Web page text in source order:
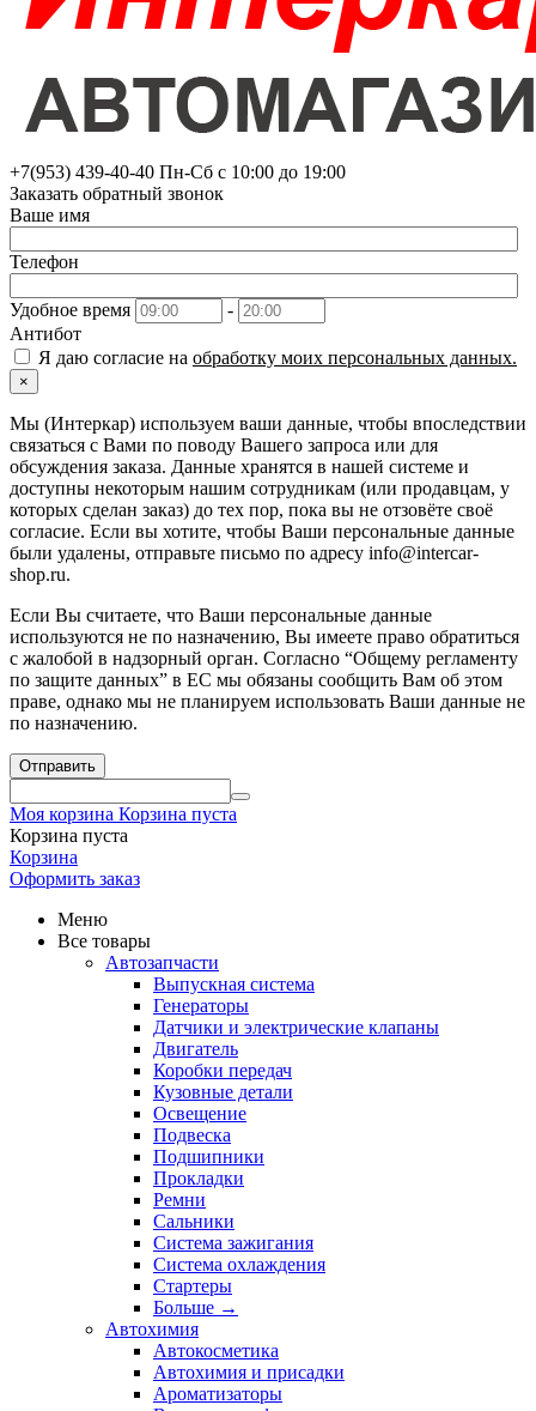
+7(953) 439-40-40 Пн-Сб с 10:00 до 19:00
Заказать обратный звонок
Ваше имя
Телефон
Удобное время
-
Антибот
Я даю согласие на обработку моих персональных данных.
×
Мы (Интеркар) используем ваши данные, чтобы впоследствии
связаться с Вами по поводу Вашего запроса или для
обсуждения заказа. Данные хранятся в нашей системе и
доступны некоторым нашим сотрудникам (или продавцам, у
которых сделан заказ) до тех пор, пока вы не отзовёте своё
согласие. Если вы хотите, чтобы Ваши персональные данные
были удалены, отправьте письмо по адресу info@intercar-
shop.ru.
Если Вы считаете, что Ваши персональные данные
используются не по назначению, Вы имеете право обратиться
с жалобой в надзорный орган. Согласно “Общему регламенту
по защите данных” в ЕС мы обязаны сообщить Вам об этом
праве, однако мы не планируем использовать Ваши данные не
по назначению.
Отправить
Моя корзина Корзина пуста
Корзина пуста
Корзина
Оформить заказ
Меню
Все товары
Автозапчасти
Выпускная система
Генераторы
Датчики и электрические клапаны
Двигатель
Коробки передач
Кузовные детали
Освещение
Подвеска
Подшипники
Прокладки
Ремни
Сальники
Система зажигания
Система охлаждения
Стартеры
Больше →
Автохимия
Автокосметика
Автохимия и присадки
Ароматизаторы